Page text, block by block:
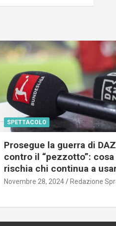
SPETTACOLO
Prosegue la guerra di
contro il “pezzotto”: cosa
rischia chi continua a
Novembre 28, 2024 Redazione